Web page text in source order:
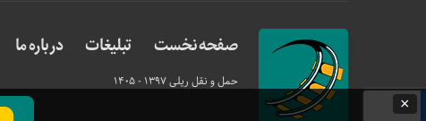
صفحه نخست تبلیغات درباره ما
حمل و نقل ریلی1397 - 1405
×